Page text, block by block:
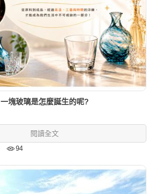
一塊玻璃是怎麼誕生的呢?
閱讀全文
94